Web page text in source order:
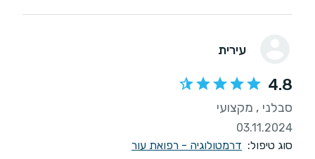
עירית
4.8
סבלני , מקצועי
03.11.2024
סוג טיפול: דרמטולוגיה - רפואת עור